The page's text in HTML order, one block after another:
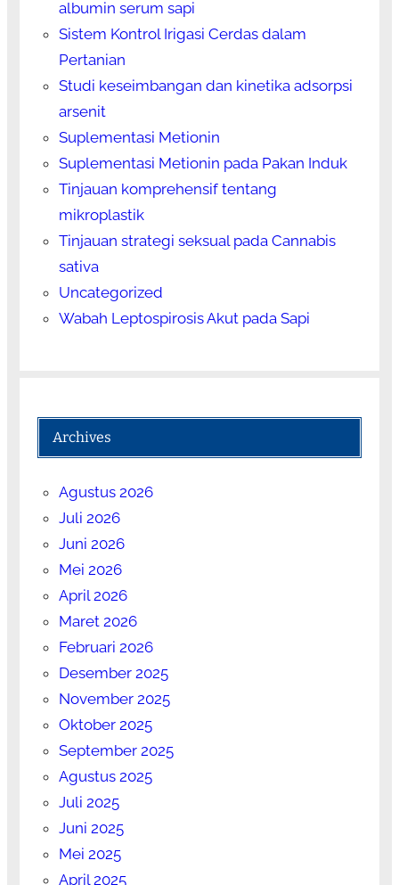
albumin serum sapi
Sistem Kontrol Irigasi Cerdas dalam
Pertanian
Studi keseimbangan dan kinetika adsorpsi
arsenit
Suplementasi Metionin
Suplementasi Metionin pada Pakan Induk
Tinjauan komprehensif tentang
mikroplastik
Tinjauan strategi seksual pada Cannabis
sativa
Uncategorized
Wabah Leptospirosis Akut pada Sapi
Archives
Agustus 2026
Juli 2026
Juni 2026
Mei 2026
April 2026
Maret 2026
Februari 2026
Desember 2025
November 2025
Oktober 2025
September 2025
Agustus 2025
Juli 2025
Juni 2025
Mei 2025
April 2025